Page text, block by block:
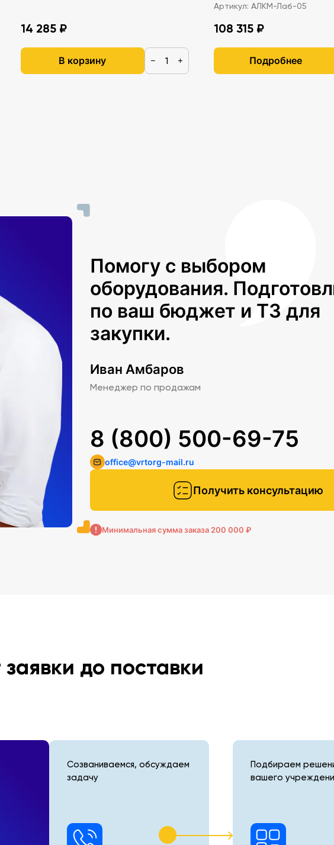
14 285 ₽
В корзину − +
Артикул: АЛКМ-Лаб-05
108 315 ₽
Подробнее
Помогу с выбором
оборудования.
по ваш бюджет и ТЗ для
закупки.
Иван Амбаров
Менеджер по продажам
Получить консультацию
8 (800) 500-69-75
office@vrtorg-mail.ru
Минимальная сумма заказа 200 000 ₽
до поставки
Созваниваемся, обсуждаем
задачу
Подбираем
вашего